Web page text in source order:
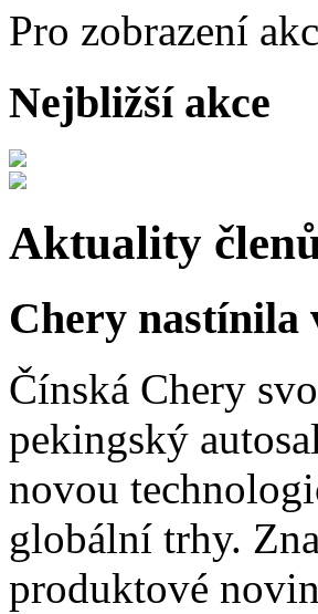
Pro zobrazení
Nejbližší akce
Aktuality
Chery nastínila
Čínská Chery
pekingský
novou
globální trhy.
produktové